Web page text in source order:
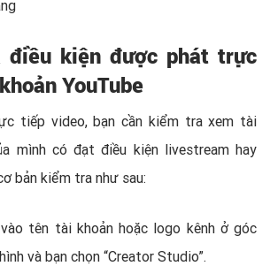
kiện được phát trực
YouTube
tiếp video, bạn cần kiểm tra xem tài
mình có đạt điều kiện livestream hay
bản kiểm tra như sau:
tên tài khoản hoặc logo kênh ở góc
và bạn chọn “Creator Studio”.